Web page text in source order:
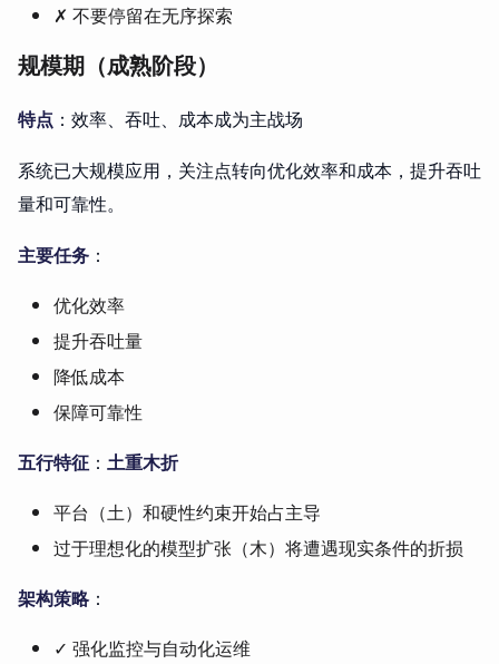
✗ 不要停留在无序探索
规模期（成熟阶段）
特点 ：效率、吞吐、成本成为主战场
系统已大规模应用，关注点转向优化效率和成本，提升吞吐
量和可靠性。
主要任务 ：
优化效率
提升吞吐量
降低成本
保障可靠性
五行特征 ： 土重木折
平台（土）和硬性约束开始占主导
过于理想化的模型扩张（木）将遭遇现实条件的折损
架构策略：
✓ 强化监控与自动化运维